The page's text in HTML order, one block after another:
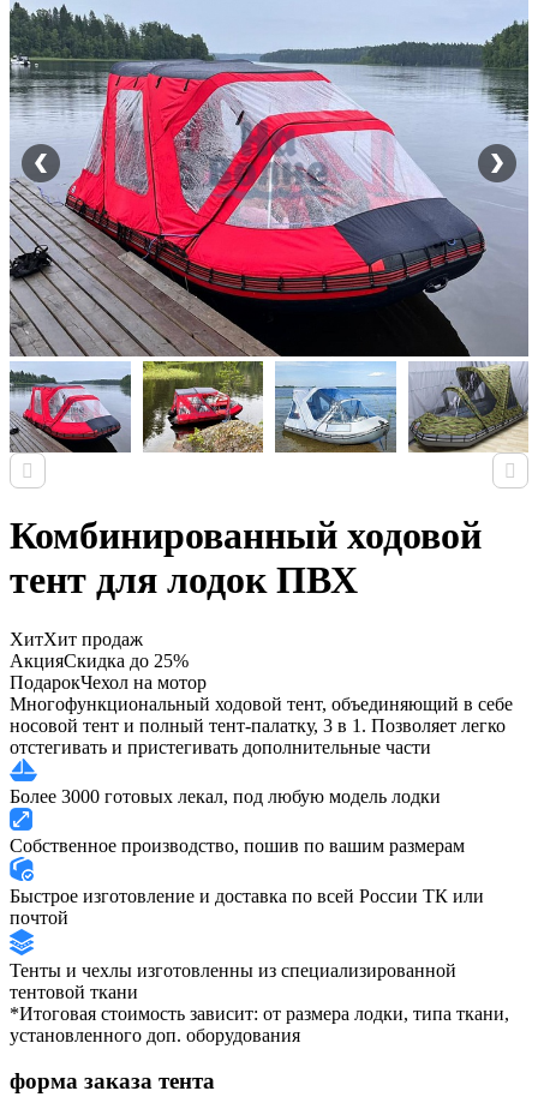
Комбинированный ходовой
тент для лодок ПВХ
ХитХит продаж
АкцияСкидка до 25%
ПодарокЧехол на мотор
Многофункциональный ходовой тент, объединяющий в себе
носовой тент и полный тент-палатку, 3 в 1. Позволяет легко
отстегивать и пристегивать дополнительные части
Более 3000 готовых лекал, под любую модель лодки
Собственное производство, пошив по вашим размерам
Быстрое изготовление и доставка по всей России ТК или
почтой
Тенты и чехлы изготовленны из специализированной
тентовой ткани
*Итоговая стоимость зависит: от размера лодки, типа ткани,
установленного доп. оборудования
форма заказа тента